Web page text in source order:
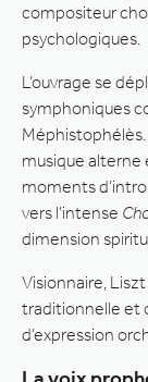
compositeur
psychologiques.
L’ouvrage se
symphoniques
musique alterne
moments
vers l’intense
dimension
Visionnaire,
traditionnelle et
d’expression